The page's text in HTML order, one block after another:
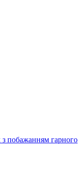
побажанням гарного